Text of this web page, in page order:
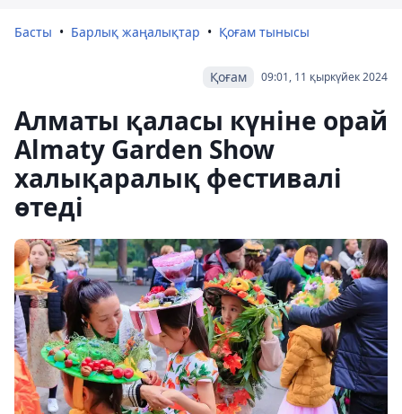
Басты Барлық жаңалықтар Қоғам тынысы
09:01, 11 қыркүйек 2024
Қоғам
Алматы қаласы күніне орай
Almaty Garden Show
халықаралық фестивалі
өтеді